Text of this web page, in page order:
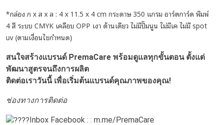
*กล่อง ก x ส x ล : 4 x 11.5 x 4 cm กระดาษ 350 แกรม อาร์ตการ์ด พิมพ์
4 สี ระบบ CMYK เคลือบ OPP เงา ด้านเดียว ไม่มีปั๊มนูน ไม่มีเค ไม่มี spot
uv (ตามเงื่อนไขกำหนด)
สนใจสร้างแบรนด์ PremaCare พร้อมดูแลทุกขั้นตอน ตั้งแต่
พัฒนาสูตรจนถึงการผลิต
ติดต่อเราวันนี้ เพื่อเริ่มต้นแบรนด์คุณภาพของคุณ!
ช่องทางการติดต่อ
Inbox Facebook : : m.me/PremaCare